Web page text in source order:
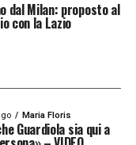
dal Milan: proposto al
con la Lazio
Maria Floris
Guardiola sia qui a